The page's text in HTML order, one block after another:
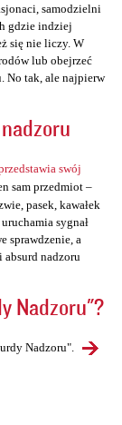
samodzielni
gdzie indziej
się nie liczy. W
lub obejrzeć
No tak, ale najpierw
swój
sam przedmiot –
pasek, kawałek
sygnał
sprawdzenie, a
nadzoru
Nadzoru"?
Nadzoru".